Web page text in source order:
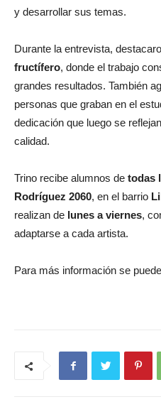
y desarrollar sus temas.
Durante la entrevista,
fructífero, donde el trabajo
grandes resultados. También
personas que graban en el
dedicación que luego se
calidad.
Trino recibe alumnos de todas
Rodríguez 2060, en el barrio
realizan de lunes a viernes,
adaptarse a cada artista.
Para más información se